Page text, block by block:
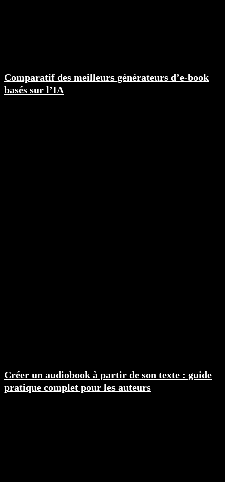
Comparatif des meilleurs générateurs d’e-book
basés sur l’IA
Créer un audiobook à partir de son texte : guide
pratique complet pour les auteurs